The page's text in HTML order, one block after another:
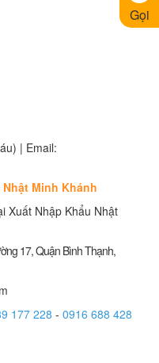
| Email:
Minh Khánh
Xuất Nhập Khẩu Nhật
17, Quận Bình Thạnh,
177 228 - 0916 688 428
Gọi